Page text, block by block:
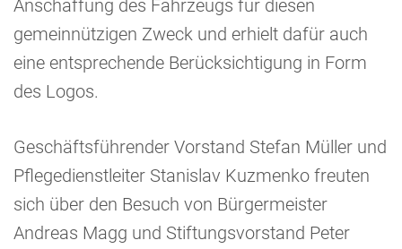
Anschaffung des Fahrzeugs für diesen
gemeinnützigen Zweck und erhielt dafür auch
eine entsprechende Berücksichtigung in Form
des Logos.
Geschäftsführender Vorstand Stefan Müller und
Pflegedienstleiter Stanislav Kuzmenko freuten
sich über den Besuch von Bürgermeister
Andreas Magg und Stiftungsvorstand Peter